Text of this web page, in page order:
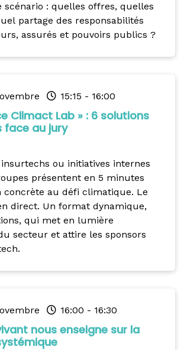
scénario : quelles offres, quelles
partage des responsabilités
assurés et pouvoirs publics ?
15:15 - 16:00
Climact Lab » : 6 solutions
face au jury
ou initiatives internes
présentent en 5 minutes
concrète au défi climatique. Le
direct. Un format dynamique,
qui met en lumière
secteur et attire les sponsors
16:00 - 16:30
nous enseigne sur la